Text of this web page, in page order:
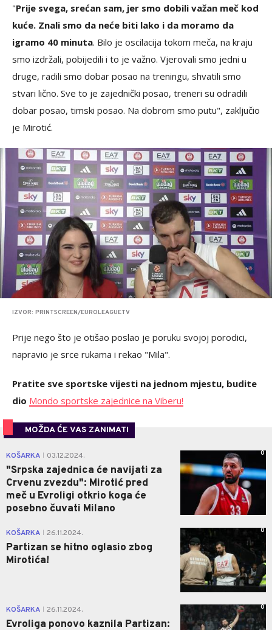
"Prije svega, srećan sam, jer smo dobili važan meč kod
kuće. Znali smo da neće biti lako i da moramo da
igramo 40 minuta. Bilo je oscilacija tokom meča, na kraju
smo izdržali, pobijedili i to je važno. Vjerovali smo jedni u
druge, radili smo dobar posao na treningu, shvatili smo
stvari lično. Sve to je zajednički posao, treneri su odradili
dobar posao, timski posao. Na dobrom smo putu", zaključio
je Mirotić.
IZVOR: PRINTSCREEN/EUROLEAGUETV
Prije nego što je otišao poslao je poruku svojoj porodici,
napravio je srce rukama i rekao "Mila".
Pratite sve sportske vijesti na jednom mjestu, budite
dio Mondo sportske zajednice na Viberu!
MOŽDA ĆE VAS ZANIMATI
KOŠARKA 03.12.2024.
"Srpska zajednica će navijati za
Crvenu zvezdu": Mirotić pred
meč u Evroligi otkrio koga će
posebno čuvati Milano
0
KOŠARKA 26.11.2024.
Partizan se hitno oglasio zbog
Mirotića!
0
KOŠARKA 26.11.2024.
Evroliga ponovo kaznila Partizan:
0